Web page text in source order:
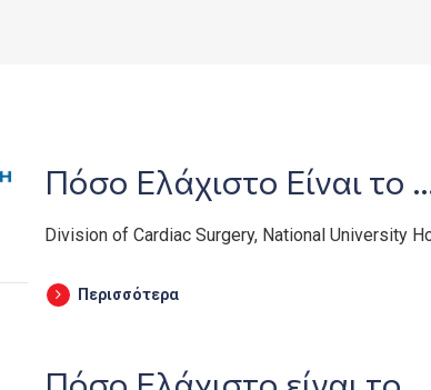
Πόσο Ελάχιστο Είναι το
Division of Cardiac Surgery, National University
Περισσότερα